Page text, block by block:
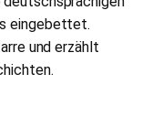
eingebettet.
und erzählt